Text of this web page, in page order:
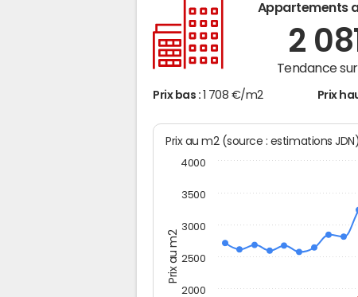
Appartements
2 081
Tendance
Prix bas : 1 708 €/m2 Prix
Prix au m2
Prix au m2 (source : estimations JDN)
2000
2500
3000
3500
4000